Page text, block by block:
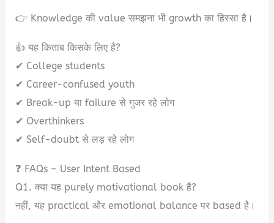
👉 Knowledge की value समझना भी growth का हिस्सा है।
👍 यह किताब किसके लिए है?
✔ College students
✔ Career-confused youth
✔ Break-up या failure से गुजर रहे लोग
✔ Overthinkers
✔ Self-doubt से लड़ रहे लोग
❓ FAQs – User Intent Based
Q1. क्या यह purely motivational book है?
नहीं, यह practical और emotional balance पर based है।